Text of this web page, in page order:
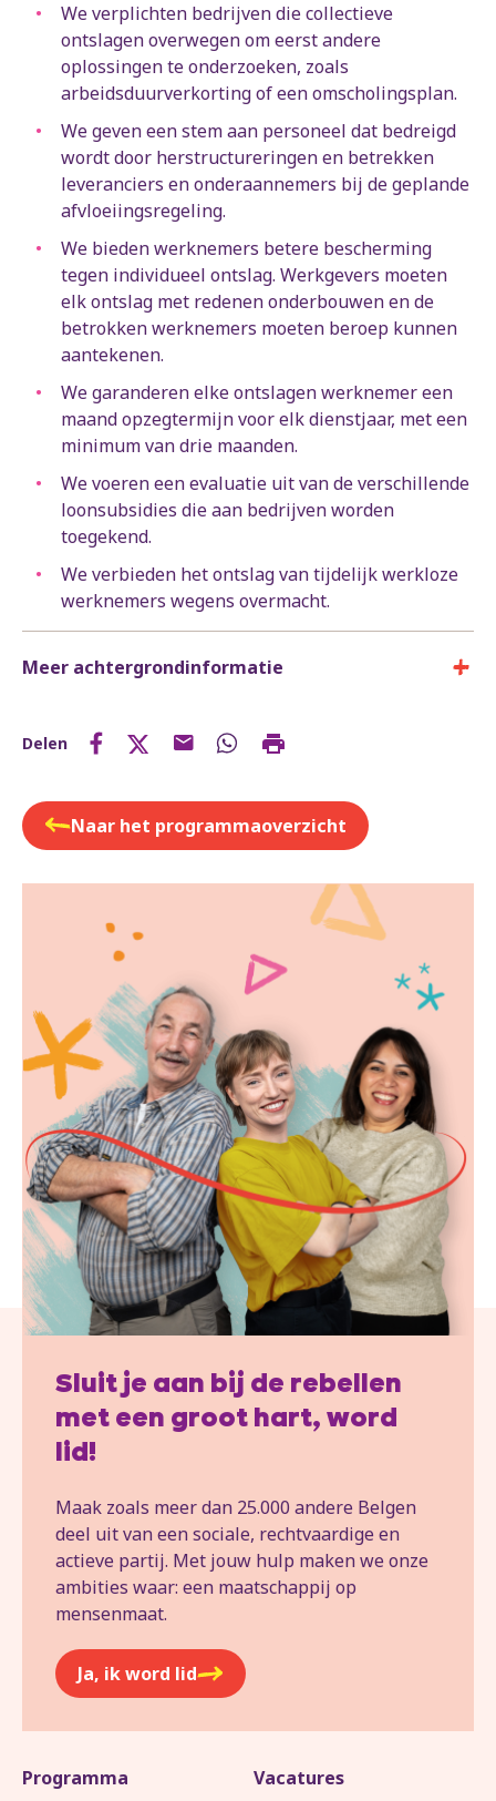
We verplichten bedrijven die collectieve
ontslagen overwegen om eerst andere
oplossingen te onderzoeken, zoals
arbeidsduurverkorting of een omscholingsplan.
We geven een stem aan personeel dat bedreigd
wordt door herstructureringen en betrekken
leveranciers en onderaannemers bij de geplande
afvloeiingsregeling.
We bieden werknemers betere bescherming
tegen individueel ontslag. Werkgevers moeten
elk ontslag met redenen onderbouwen en de
betrokken werknemers moeten beroep kunnen
aantekenen.
We garanderen elke ontslagen werknemer een
maand opzegtermijn voor elk dienstjaar, met een
minimum van drie maanden.
We voeren een evaluatie uit van de verschillende
loonsubsidies die aan bedrijven worden
toegekend.
We verbieden het ontslag van tijdelijk werkloze
werknemers wegens overmacht.
Meer achtergrondinformatie
Delen
Naar het programmaoverzicht
Sluit je aan bij de rebellen
met een groot hart, word
lid!
Maak zoals meer dan 25.000 andere Belgen
deel uit van een sociale, rechtvaardige en
actieve partij. Met jouw hulp maken we onze
ambities waar: een maatschappij op
mensenmaat.
Ja, ik word lid
Programma Vacatures